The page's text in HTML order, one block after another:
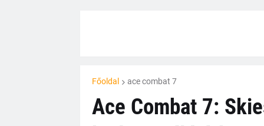
Főoldal ace combat 7
Ace Combat 7: